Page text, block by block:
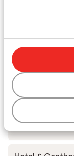
Andra
BRUGGER